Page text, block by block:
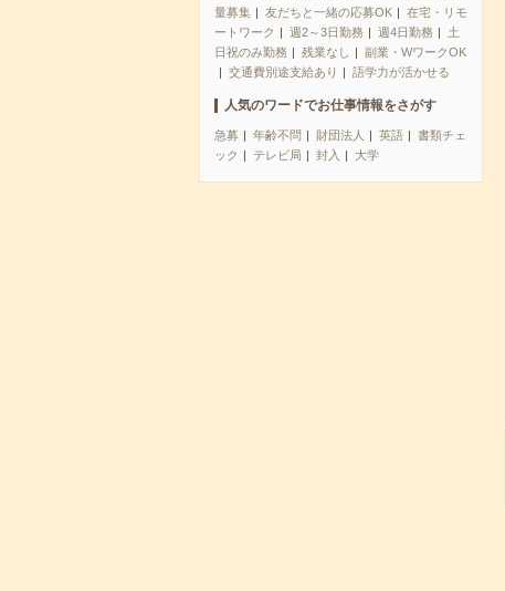
量募集
友だちと一緒の応募OK
在宅・リモ
ートワーク
週2～3日勤務 週4日勤務
土
日祝のみ勤務
残業なし
副業・WワークOK
交通費別途支給あり
語学力が活かせる
人気のワードでお仕事情報をさがす
急募 年齢不問 財団法人 英語
書類チェ
ック
テレビ局 封入 大学